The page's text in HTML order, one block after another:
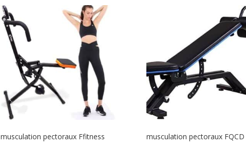
musculation pectoraux Ffitness
musculation pectoraux FQCD